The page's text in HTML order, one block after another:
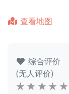
查看地图
综合评价
(无人评价)